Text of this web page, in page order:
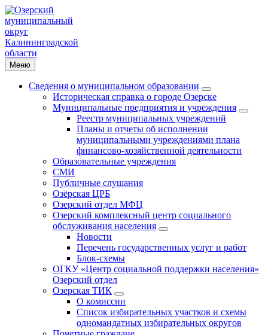
Меню
Сведения о муниципальном образовании
Историческая справка о городе Озерске
Муниципальные предприятия и учреждения
Реестр муниципальных учреждений
Планы и отчеты об исполнении
муниципальными учреждениями плана
финансово-хозяйственной деятельности
Образовательные учреждения
СМИ
Публичные слушания
Озёрская ЦРБ
Озерский отдел МФЦ
Озерский комплексный центр социального
обслуживания населения
Новости
Перечень государственных услуг и работ
Блок-схемы
ОГКУ «Центр социальной поддержки населения»
Озерский отдел
Озерская ТИК
О комиссии
Список избирательных участков и схемы
одномандатных избирательных округов